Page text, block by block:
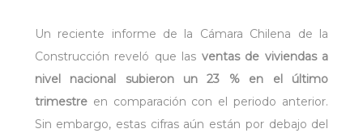
Un reciente informe de la Cámara Chilena de la
Construcción reveló que las ventas de viviendas a
nivel nacional subieron un 23 % en el último
trimestreen comparación con el periodo anterior.
Sin embargo, estas cifras aún están por debajo del